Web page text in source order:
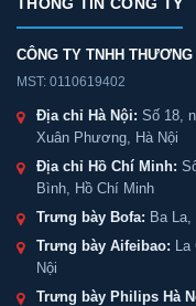
CÔNG TY TNHH
MST: 0110619402
Địa chỉ Hà Nội: Số 18,
Xuân Phương, Hà Nội
Địa chỉ Hồ Chí Minh:
Bình, Hồ Chí Minh
Trưng bày Bofa: Ba La,
Trưng bày Aifeibao: La
Nội
Trưng bày Philips Hà